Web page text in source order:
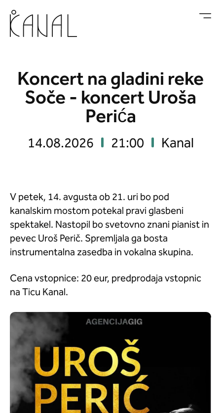
Koncert na gladini reke
Soče - koncert Uroša
Perića
14.08.2026 21:00 Kanal
V petek, 14. avgusta ob 21. uri bo pod
kanalskim mostom potekal pravi glasbeni
spektakel. Nastopil bo svetovno znani pianist in
pevec Uroš Perič. Spremljala ga bosta
instrumentalna zasedba in vokalna skupina.
Cena vstopnice: 20 eur, predprodaja vstopnic
na Ticu Kanal.